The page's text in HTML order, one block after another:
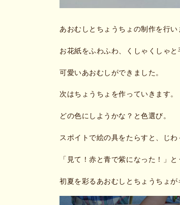
あおむしとちょうちょの制作を行い
お花紙をふわふわ、くしゃくしゃ
可愛いあおむしができました。
次はちょうちょを作っていきます。
どの色にしようかな？と色選び。
スポイトで絵の具をたらすと、じわ
「見て！赤と青で紫になった！」
初夏を彩るあおむしとちょうちょが